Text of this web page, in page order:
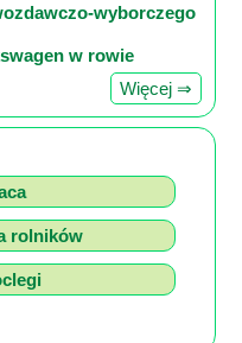
wyborczego
w rowie
Więcej ⇒
rolników